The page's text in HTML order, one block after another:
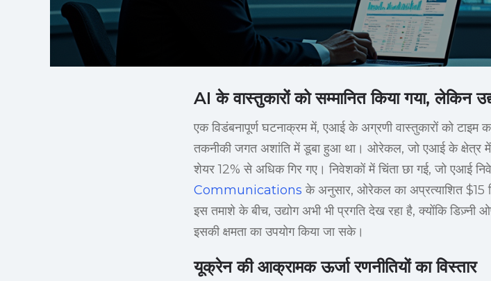
AI के वास्तुकारों को सम्मानित किया गया, लेकिन
एक विडंबनापूर्ण घटनाक्रम में, एआई के अग्रणी वास्तुकारों को टाइम
तकनीकी जगत अशांति में डूबा हुआ था। ओरेकल, जो एआई के क्षेत्र
शेयर 12% से अधिक गिर गए। निवेशकों में चिंता छा गई, जो एआई
Communications के अनुसार, ओरेकल का अप्रत्याशित $15
इस तमाशे के बीच, उद्योग अभी भी प्रगति देख रहा है, क्योंकि डिज़्नी
इसकी क्षमता का उपयोग किया जा सके।
यूक्रेन की आक्रामक ऊर्जा रणनीतियों का विस्तार